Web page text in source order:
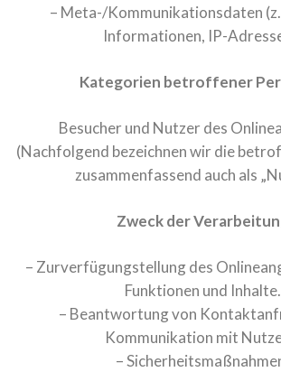
– Meta-/Kommunikationsdaten
Informationen, IP-
Kategorien betroffener
Besucher und Nutzer des
(Nachfolgend bezeichnen wir die
zusammenfassend auch als
Zweck der
– Zurverfügungstellung des
Funktionen und Inhalte.
– Beantwortung von
Kommunikation mit
–